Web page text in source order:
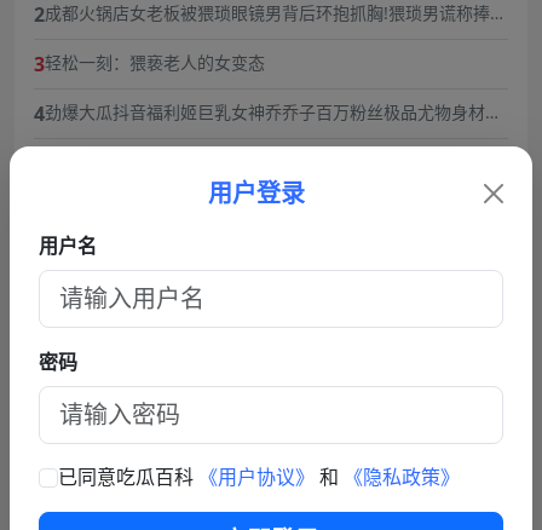
2成都火锅店女老板被猥琐眼镜男背后环抱抓胸!猥琐男谎称捧女
3轻松一刻：猥亵老人的女变态
4劲爆大瓜抖音福利姬巨乳女神乔乔子百万粉丝极品尤物身材纤
2026年3月12日最新吃瓜 河南周口 丁女士/丁敬芝称 她14岁时
被逼婚后遭到强奸 年仅15岁的她在绝望中生下了孩子 长期SM
暴力虐待囚禁
查看更多文章
联系我们
商务联系TG: https://t.me/fy587
热门人物 更多
用户登录
用户名
密码
已同意吃瓜百科 《用户协议》 和 《隐私政策》